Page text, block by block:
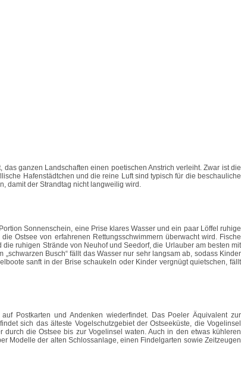
ganzen Landschaften einen poetischen Anstrich verleiht. Zwar ist die
Hafenstädtchen und die reine Luft sind typisch für die beschauliche
damit der Strandtag nicht langweilig wird.
Sonnenschein, eine Prise klares Wasser und ein paar Löffel ruhige
Ostsee von erfahrenen Rettungsschwimmern überwacht wird. Fische
ruhigen Strände von Neuhof und Seedorf, die Urlauber am besten mit
Busch“ fällt das Wasser nur sehr langsam ab, sodass Kinder
sanft in der Brise schaukeln oder Kinder vergnügt quietschen, fällt
Postkarten und Andenken wiederfindet. Das Poeler Äquivalent zur
sich das älteste Vogelschutzgebiet der Ostseeküste, die Vogelinsel
die Ostsee bis zur Vogelinsel waten. Auch in den etwas kühleren
Modelle der alten Schlossanlage, einen Findelgarten sowie Zeitzeugen